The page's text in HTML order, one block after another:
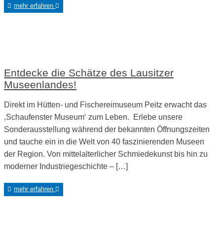
mehr erfahren
Entdecke die Schätze des Lausitzer
Museenlandes!
Direkt im Hütten- und Fischereimuseum Peitz erwacht das
‚Schaufenster Museum‘ zum Leben. Erlebe unsere
Sonderausstellung während der bekannten Öffnungszeiten
und tauche ein in die Welt von 40 faszinierenden Museen
der Region. Von mittelalterlicher Schmiedekunst bis hin zu
moderner Industriegeschichte – […]
mehr erfahren